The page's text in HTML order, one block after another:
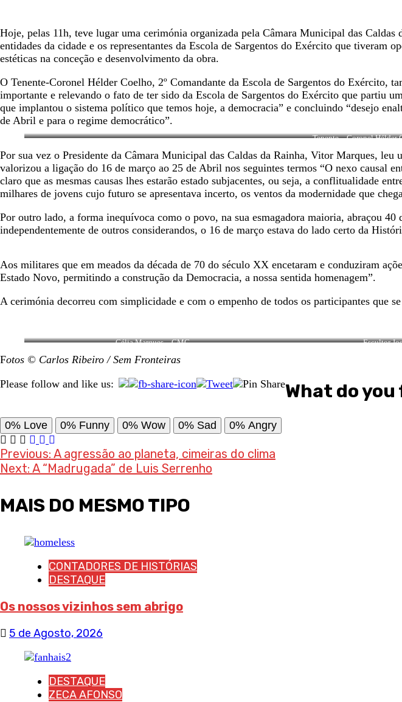
Hoje, pelas 11h, teve lugar uma cerimónia organizada pela Câmara Municipal das
entidades da cidade e os representantes da Escola de Sargentos do Exército que tiveram
estéticas na conceção e desenvolvimento da obra.
O Tenente-Coronel Hélder Coelho, 2º Comandante da Escola de Sargentos do Exército,
importante e relevando o fato de ter sido da Escola de Sargentos do Exército que partiu
que implantou o sistema político que temos hoje, a democracia” e concluindo “desejo
de Abril e para o regime democrático”.
Tenente – Coronel Hélder
Por sua vez o Presidente da Câmara Municipal das Caldas da Rainha, Vitor Marques,
valorizou a ligação do 16 de março ao 25 de Abril nos seguintes termos “O nexo causal
claro que as mesmas causas lhes estarão estado subjacentes, ou seja, a conflitualidade
milhares de jovens cujo futuro se apresentava incerto, os ventos da modernidade que
Por outro lado, a forma inequívoca como o povo, na sua esmagadora maioria, abraçou
independentemente de outros considerandos, o 16 de março estava do lado certo da
Aos militares que em meados da década de 70 do século XX encetaram e conduziram
Estado Novo, permitindo a construção da Democracia, a nossa sentida homenagem”.
A cerimónia decorreu com simplicidade e com o empenho de todos os participantes que
Célia Marques – CMC Escultor
Fotos © Carlos Ribeiro / Sem Fronteiras
Please follow and like us: What do
0% Love 0% Funny 0% Wow 0% Sad 0% Angry
Post
navigation
Previous: A agressão ao planeta, cimeiras do clima
Next: A “Madrugada” de Luis Serrenho
MAIS DO MESMO TIPO
CONTADORES DE HISTÓRIAS
DESTAQUE
Os nossos vizinhos sem abrigo
5 de Agosto, 2026
DESTAQUE
ZECA AFONSO